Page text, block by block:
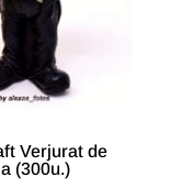
Verjurat de
(300u.)